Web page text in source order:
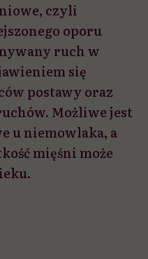
czyli
oporu
ruch w
się
postawy oraz
Możliwe jest
u niemowlaka, a
mięśni może